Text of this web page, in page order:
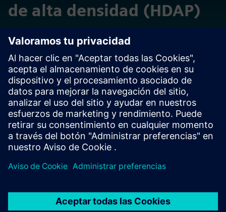
de alta densidad (HDAP)
Xpedition y Calibre en estos laboratorios virtuales
autónomos alojados en la nube.
Ver ensayos